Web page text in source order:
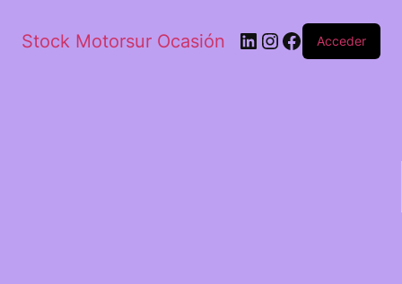
Stock Motorsur Ocasión Acceder